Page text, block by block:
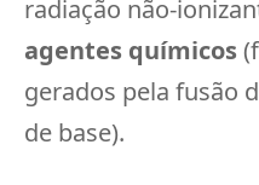
radiação não-
agentes químicos
gerados pela fusão
de base).